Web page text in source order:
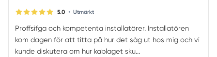
5.0 • Utmärkt
Proffsifga och kompetenta installatörer. Installatören
kom dagen för att titta på hur det såg ut hos mig och vi
kunde diskutera om hur kablaget sku...